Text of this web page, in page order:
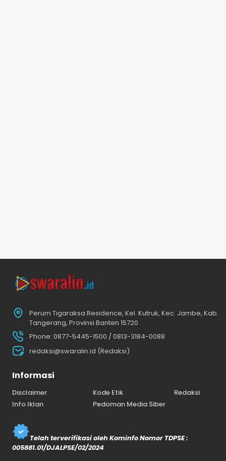
Perum Tigaraksa Residence, Kel. Kutruk, Kec. Jambe, Kab.
Tangerang, Provinsi Banten 15720
Phone: 0877-5445-1500 / 0813-3184-0088
redaksi@swaralin.id (Redaksi)
Informasi
Disclaimer Kode Etik
Redaksi
Info Iklan
Pedoman Media Siber
Telah terverifikasi oleh Kominfo Nomor TDPSE :
005881.01/DJALPSE/02/2024